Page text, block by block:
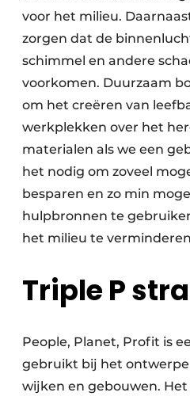
Zonwering
voor het milieu.
zorgen dat de
schimmel en andere
voorkomen. Duurzaam
om het creëren van
werkplekken over het
materialen als we een
het nodig om zoveel
besparen en zo min
hulpbronnen te
het milieu te
Triple P
People, Planet, Profit is
gebruikt bij het
wijken en gebouwen.